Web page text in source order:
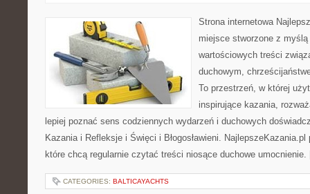
Strona internetowa
miejsce stworzone z
wartościowych treści
duchowym,
To przestrzeń, w której
inspirujące kazania,
lepiej poznać sens codziennych wydarzeń i duchowych
Kazania i Refleksje i Święci i Błogosławieni.
które chcą regularnie czytać treści niosące duchowe
CATEGORIES: BALTICAYACHTS